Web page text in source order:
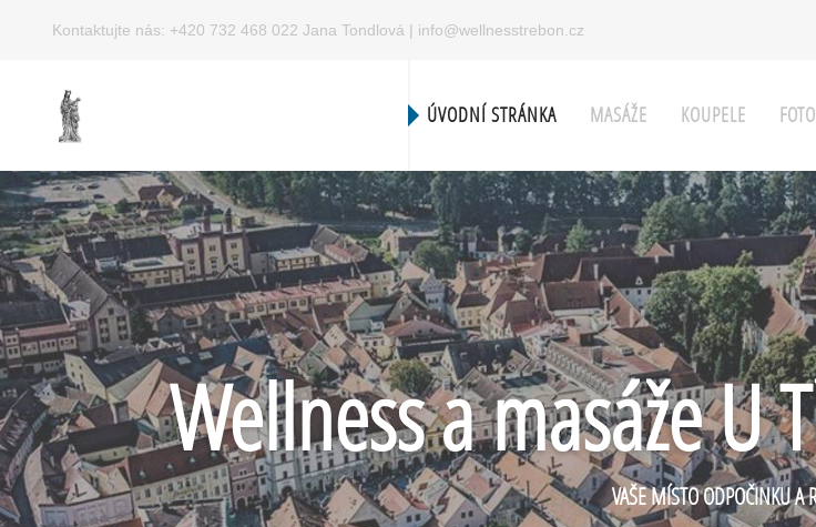
Kontaktujte nás: +420 732 468 022 Jana Tondlová | info@wellnesstrebon.cz
ÚVODNÍ STRÁNKA MASÁŽE KOUPELE
Wellness a masáže U
VAŠE MÍSTO ODPOČINKU A